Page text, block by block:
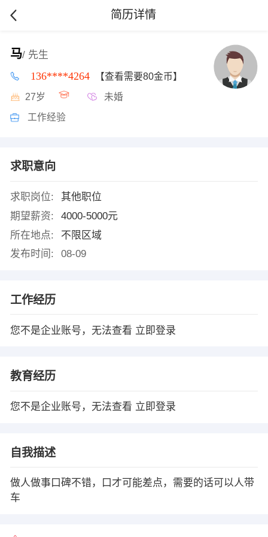
简历详情
马/ 先生
136****4264 【查看需要80金币】
27岁 未婚
工作经验
求职意向
求职岗位:
其他职位
期望薪资:
4000-5000元
所在地点:
不限区域
发布时间:
08-09
工作经历
您不是企业账号，无法查看 立即登录
教育经历
您不是企业账号，无法查看 立即登录
自我描述
做人做事口碑不错，口才可能差点，需要的话可以人带
车